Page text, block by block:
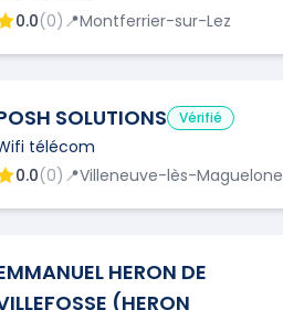
0.0(0) 📍Montferrier-sur-Lez
SOLUTIONS Vérifié
télécom
0.0(0) 📍Villeneuve-lès-Maguelone
HERON DE
(HERON